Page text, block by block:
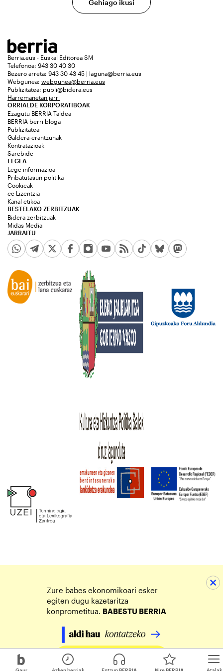
Gehiago ikusi
Berria.eus - Euskal Editorea SM
Telefonoa: 943 30 40 30
Bezero arreta: 943 30 43 45 | laguna@berria.eus
Webgunea: webgunea@berria.eus
Publizitatea: publi@bidera.eus
Harremanetan jarri
ORRIALDE KORPORATIBOAK
Ezagutu BERRIA Taldea
BERRIA berri bloga
Publizitatea
Galdera-erantzunak
Kontratazioak
Sarebide
JARRAITU
LEGEA
Lege informazioa
Pribatutasun politika
Cookieak
cc Lizentzia
Kanal etikoa
BESTELAKO ZERBITZUAK
Bidera zerbitzuak
Midas Media
Zure babes ekonomikoari esker
egiten dugu kazetaritza
konprometitua. BABESTU BERRIA
Egin zure ekarpena